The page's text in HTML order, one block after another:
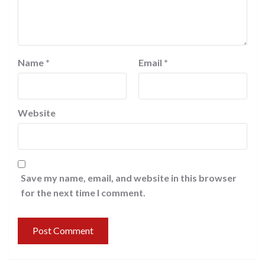
Name * Email *
Website
Save my name, email, and website in this browser
for the next time I comment.